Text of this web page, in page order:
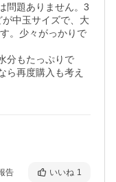
問題ありません。3
中玉サイズで、大
。少々がっかりで
分もたっぷりで
ら再度購入も考え
告 いいね 1